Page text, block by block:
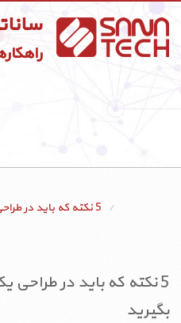
5 نکته که باید در طراحی یک وب سایت جدید در نظر بگیرید
5 نکته که باید در
بگیرید